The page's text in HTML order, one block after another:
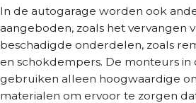
In de autogarage worden ook
aangeboden, zoals het vervangen
beschadigde onderdelen, zoals
en schokdempers. De monteurs in
gebruiken alleen hoogwaardige
materialen om ervoor te zorgen